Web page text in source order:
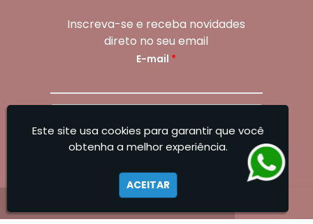
Inscreva-se e receba novidades
direto no seu email
E-mail *
Sangoleti Odontologia - Estética Dental e
Este site usa cookies para garantir que você
obtenha a melhor experiência.
ACEITAR